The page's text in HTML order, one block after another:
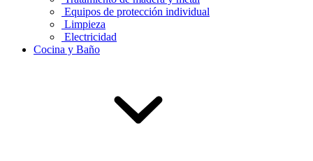
Equipos de protección individual
Limpieza
Electricidad
Cocina y Baño